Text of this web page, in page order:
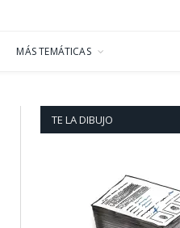
MÁS TEMÁTICAS
TE LA DIBUJO